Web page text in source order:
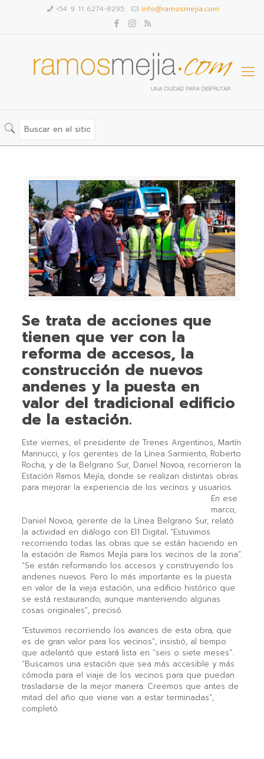
+54 9 11 6274-8295 info@ramosmejia.com
Se trata de acciones que
tienen que ver con la
reforma de accesos, la
construcción de nuevos
andenes y la puesta en
valor del tradicional edificio
de la estación.
Este viernes, el presidente de Trenes Argentinos, Martín
Marinucci, y los gerentes de la Línea Sarmiento, Roberto
Rocha, y de la Belgrano Sur, Daniel Novoa, recorrieron la
Estación Ramos Mejía, donde se realizan distintas obras
para mejorar la experiencia de los vecinos y usuarios.
En ese
marco,
Daniel Novoa, gerente de la Línea Belgrano Sur, relató
la actividad en diálogo con El1 Digital. “Estuvimos
recorriendo todas las obras que se están haciendo en
la estación de Ramos Mejía para los vecinos de la zona”.
“Se están reformando los accesos y construyendo los
andenes nuevos. Pero lo más importante es la puesta
en valor de la vieja estación, una edificio histórico que
se está restaurando, aunque manteniendo algunas
cosas originales”, precisó.
“Estuvimos recorriendo los avances de esta obra, que
es de gran valor para los vecinos”, insistió, al tiempo
que adelantó que estará lista en “seis o siete meses”.
“Buscamos una estación que sea más accesible y más
cómoda para el viaje de los vecinos para que puedan
trasladarse de la mejor manera. Creemos que antes de
mitad del año que viene van a estar terminadas”,
completó.